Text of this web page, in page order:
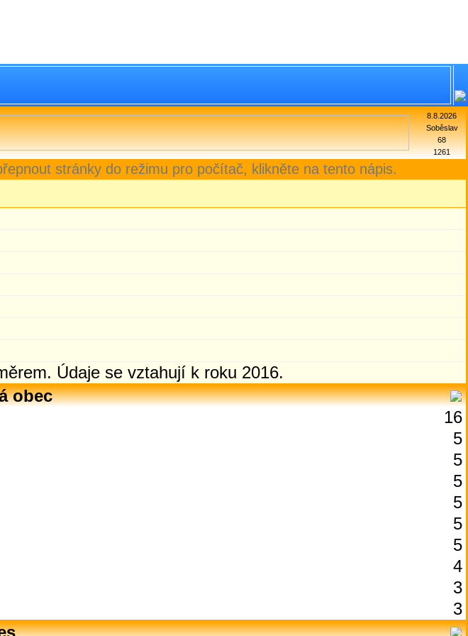
8.8.2026
Soběslav
68
1261
stránky do režimu pro počítač, klikněte na tento nápis.
Údaje se vztahují k roku 2016.
obec
16
5
5
5
5
5
5
4
3
3